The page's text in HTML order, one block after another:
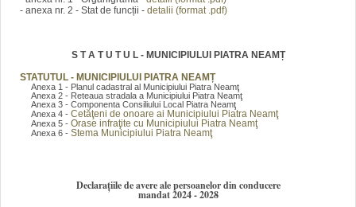
- anexa nr. 2 - Stat de funcții - detalii (format .pdf)
S T A T U T U L - MUNICIPIULUI PIATRA NEAMȚ
STATUTUL - MUNICIPIULUI PIATRA NEAMȚ
Anexa 1 - Planul cadastral al Municipiului Piatra Neamţ
Anexa 2 - Reteaua stradala a Municipiului Piatra Neamţ
Anexa 3 - Componenta Consiliului Local Piatra Neamţ
Anexa 4 - Cetăţeni de onoare ai Municipiului Piatra Neamţ
Anexa 5 - Orase infraţite cu Municipiului Piatra Neamţ
Anexa 6 - Stema Municipiului Piatra Neamţ
Declarațiile de avere ale persoanelor din conducere
mandat 2024 - 2028